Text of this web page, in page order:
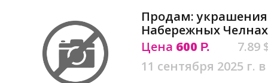
Продам:
Набережных Челнах
Цена 600 Р.
7.89
11 сентября 2025 г.